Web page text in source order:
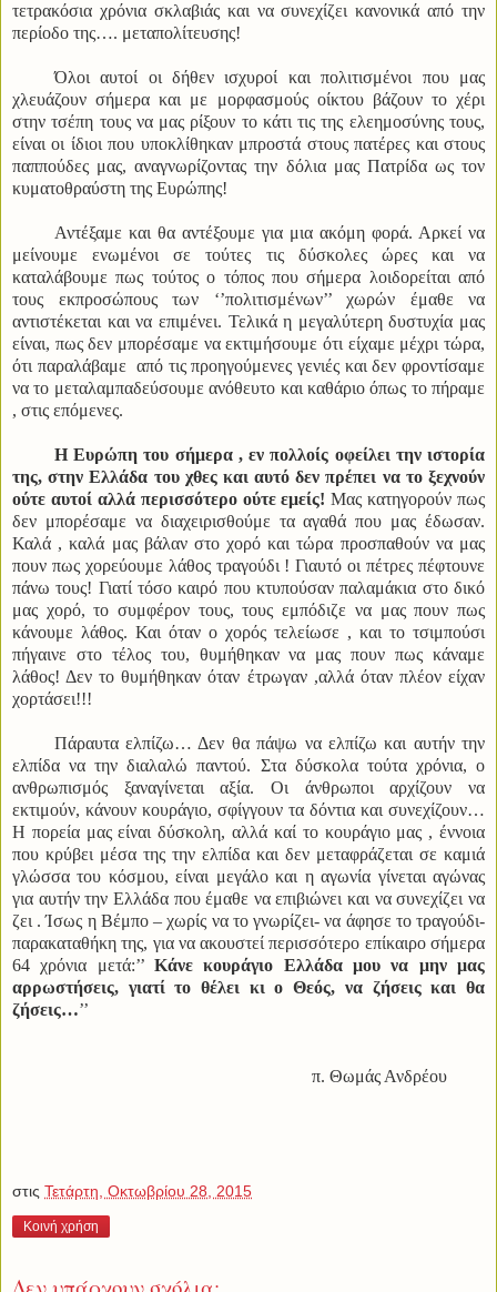
τετρακόσια χρόνια σκλαβιάς και να συνεχίζει κανονικά από την
περίοδο της…. μεταπολίτευσης!
Όλοι αυτοί οι δήθεν ισχυροί και πολιτισμένοι που μας
χλευάζουν σήμερα και με μορφασμούς οίκτου βάζουν το χέρι
στην τσέπη τους να μας ρίξουν το κάτι τις της ελεημοσύνης τους,
είναι οι ίδιοι που υποκλίθηκαν μπροστά στους πατέρες και στους
παππούδες μας, αναγνωρίζοντας την δόλια μας Πατρίδα ως τον
κυματοθραύστη της Ευρώπης!
Αντέξαμε και θα αντέξουμε για μια ακόμη φορά. Αρκεί να
μείνουμε ενωμένοι σε τούτες τις δύσκολες ώρες και να
καταλάβουμε πως τούτος ο τόπος που σήμερα λοιδορείται από
τους εκπροσώπους των ‘’πολιτισμένων’’ χωρών έμαθε να
αντιστέκεται και να επιμένει. Τελικά η μεγαλύτερη δυστυχία μας
είναι, πως δεν μπορέσαμε να εκτιμήσουμε ότι είχαμε μέχρι τώρα,
ότι παραλάβαμε από τις προηγούμενες γενιές και δεν φροντίσαμε
να το μεταλαμπαδεύσουμε ανόθευτο και καθάριο όπως το πήραμε
, στις επόμενες.
Η Ευρώπη του σήμερα , εν πολλοίς οφείλει την ιστορία
της, στην Ελλάδα του χθες και αυτό δεν πρέπει να το ξεχνούν
ούτε αυτοί αλλά περισσότερο ούτε εμείς! Μας κατηγορούν πως
δεν μπορέσαμε να διαχειρισθούμε τα αγαθά που μας έδωσαν.
Καλά , καλά μας βάλαν στο χορό και τώρα προσπαθούν να μας
πουν πως χορεύουμε λάθος τραγούδι ! Γιαυτό οι πέτρες πέφτουνε
πάνω τους! Γιατί τόσο καιρό που κτυπούσαν παλαμάκια στο δικό
μας χορό, το συμφέρον τους, τους εμπόδιζε να μας πουν πως
κάνουμε λάθος. Και όταν ο χορός τελείωσε , και το τσιμπούσι
πήγαινε στο τέλος του, θυμήθηκαν να μας πουν πως κάναμε
λάθος! Δεν το θυμήθηκαν όταν έτρωγαν ,αλλά όταν πλέον είχαν
χορτάσει!!!
Πάραυτα ελπίζω… Δεν θα πάψω να ελπίζω και αυτήν την
ελπίδα να την διαλαλώ παντού. Στα δύσκολα τούτα χρόνια, ο
ανθρωπισμός ξαναγίνεται αξία. Οι άνθρωποι αρχίζουν να
εκτιμούν, κάνουν κουράγιο, σφίγγουν τα δόντια και συνεχίζουν…
Η πορεία μας είναι δύσκολη, αλλά καί το κουράγιο μας , έννοια
που κρύβει μέσα της την ελπίδα και δεν μεταφράζεται σε καμιά
γλώσσα του κόσμου, είναι μεγάλο και η αγωνία γίνεται αγώνας
για αυτήν την Ελλάδα που έμαθε να επιβιώνει και να συνεχίζει να
ζει . Ίσως η Βέμπο – χωρίς να το γνωρίζει- να άφησε το τραγούδι-
παρακαταθήκη της, για να ακουστεί περισσότερο επίκαιρο σήμερα
64 χρόνια μετά:’’ Κάνε κουράγιο Ελλάδα μου να μην μας
αρρωστήσεις, γιατί το θέλει κι ο Θεός, να ζήσεις και θα
ζήσεις…’’
π. Θωμάς Ανδρέου
στις Τετάρτη, Οκτωβρίου 28, 2015
Κοινή χρήση